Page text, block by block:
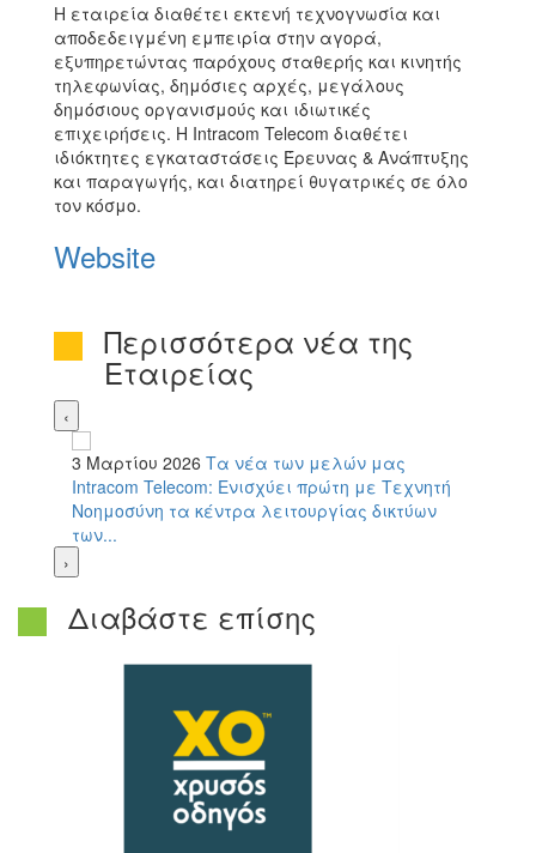
Η εταιρεία διαθέτει εκτενή τεχνογνωσία και
αποδεδειγμένη εμπειρία στην αγορά,
εξυπηρετώντας παρόχους σταθερής και κινητής
τηλεφωνίας, δημόσιες αρχές, μεγάλους
δημόσιους οργανισμούς και ιδιωτικές
επιχειρήσεις. Η Intracom Telecom διαθέτει
ιδιόκτητες εγκαταστάσεις Έρευνας & Ανάπτυξης
και παραγωγής, και διατηρεί θυγατρικές σε όλο
τον κόσμο.
Website
Περισσότερα νέα της
Εταιρείας
‹
3 Μαρτίου 2026 Τα νέα των μελών μας
Intracom Telecom: Ενισχύει πρώτη με Τεχνητή
Νοημοσύνη τα κέντρα λειτουργίας δικτύων
των...
›
Διαβάστε επίσης